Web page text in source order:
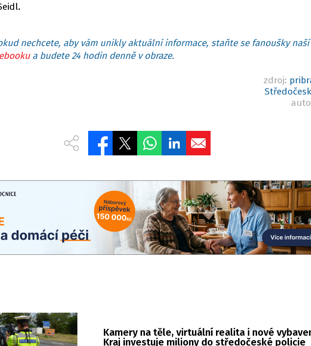
nechcete, aby vám unikly aktuální informace, staňte se fanoušky naší
a budete 24 hodin denně v obraze.
zdroj:
Kamery na těle, virtuální realita i nové
Kraj investuje miliony do středočeské policie